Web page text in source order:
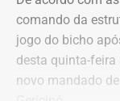
comando da
jogo do bicho
desta quinta-
novo mandado